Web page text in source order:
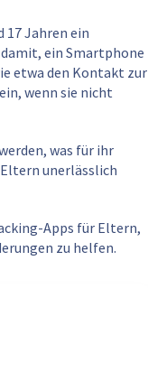
17 Jahren ein
ein Smartphone
etwa den Kontakt zur
wenn sie nicht
was für ihr
unerlässlich
Apps für Eltern,
zu helfen.